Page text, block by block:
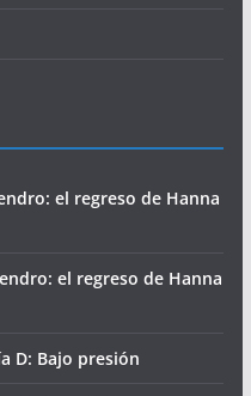
el regreso de Hanna
el regreso de Hanna
D: Bajo presión